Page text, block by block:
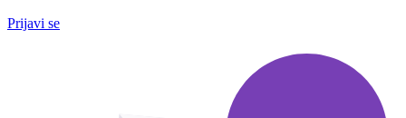
Prijavi se